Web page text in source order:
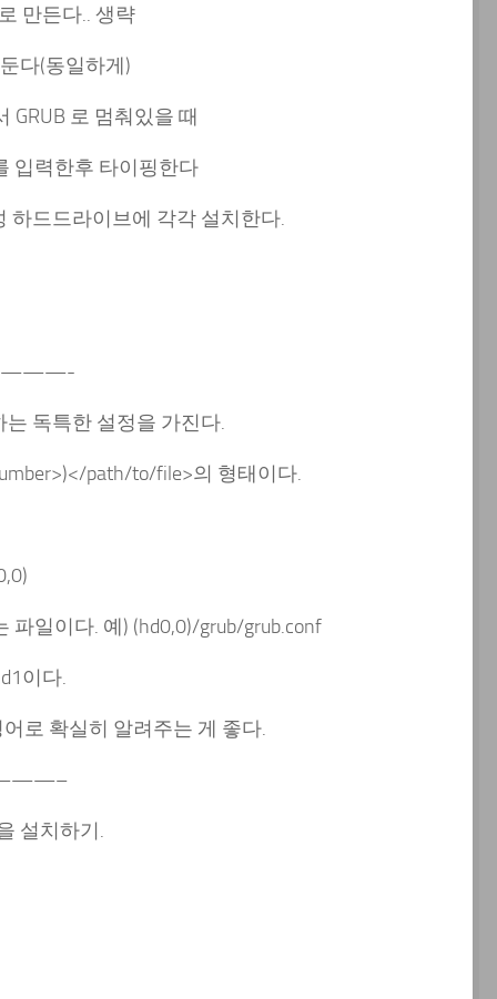
만든다.. 생략
다(동일하게)
로 멈춰있을 때
입력한후 타이핑한다
하드드라이브에 각각 설치한다.
독특한 설정을 가진다.
path/to/file>의 형태이다.
일이다. 예) (hd0,0)/grub/grub.conf
이다.
어로 확실히 알려주는 게 좋다.
설치하기.